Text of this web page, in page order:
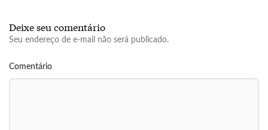
Deixe seu comentário
Seu endereço de e-mail não será publicado.
Comentário